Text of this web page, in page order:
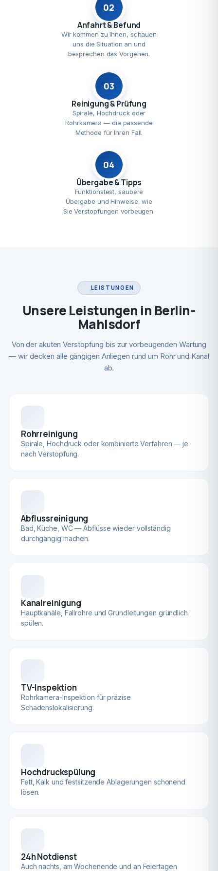
02
Anfahrt & Befund
Wir kommen zu Ihnen, schauen
uns die Situation an und
besprechen das Vorgehen.
03
Reinigung & Prüfung
Spirale, Hochdruck oder
Rohrkamera — die passende
Methode für Ihren Fall.
04
Übergabe & Tipps
Funktionstest, saubere
Übergabe und Hinweise, wie
Sie Verstopfungen vorbeugen.
LEISTUNGEN
Unsere Leistungen in Berlin-
Mahlsdorf
Von der akuten Verstopfung bis zur vorbeugenden Wartung
— wir decken alle gängigen Anliegen rund um Rohr und Kanal
ab.
Rohrreinigung
Spirale, Hochdruck oder kombinierte Verfahren — je
nach Verstopfung.
Abflussreinigung
Bad, Küche, WC — Abflüsse wieder vollständig
durchgängig machen.
Kanalreinigung
Hauptkanäle, Fallrohre und Grundleitungen gründlich
spülen.
TV-Inspektion
Rohrkamera-Inspektion für präzise
Schadenslokalisierung.
Hochdruckspülung
Fett, Kalk und festsitzende Ablagerungen schonend
lösen.
24h Notdienst
Auch nachts, am Wochenende und an Feiertagen